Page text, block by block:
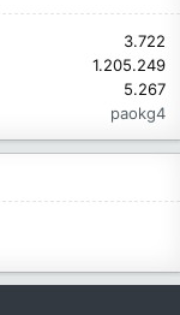
3.722
1.205.249
5.267
paokg4